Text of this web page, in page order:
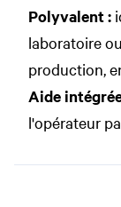
Polyvalent :
laboratoire
production,
Aide
l'opérateur